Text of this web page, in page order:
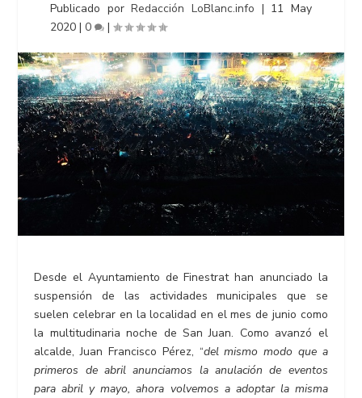
Publicado porRedacción LoBlanc.info | 11 May
2020 |0 |
Desde el Ayuntamiento de Finestrat han anunciado la
suspensión de las actividades municipales que se
suelen celebrar en la localidad en el mes de junio como
la multitudinaria noche de San Juan. Como avanzó el
alcalde, Juan Francisco Pérez, “del mismo modo que a
primeros de abril anunciamos la anulación de eventos
para abril y mayo, ahora volvemos a adoptar la misma